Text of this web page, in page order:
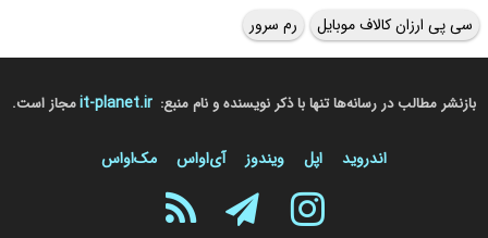
سی پی ارزان کالاف موبایل رم سرور
بازنشر مطالب در رسانه‌ها تنها با ذکر نویسنده و نام منبع: it-planet.irمجاز است.
اندروید اپل ویندوز آی‌او‌اس مک‌او‌اس